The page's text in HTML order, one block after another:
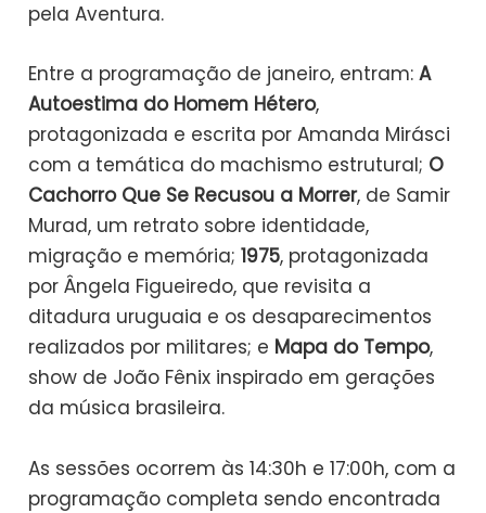
pela Aventura.
Entre a programação de janeiro, entram:A
Autoestima do Homem Hétero,
protagonizada e escrita por Amanda Mirásci
com a temática do machismo estrutural; O
Cachorro Que Se Recusou a Morrer, de Samir
Murad, um retrato sobre identidade,
migração e memória;1975, protagonizada
por Ângela Figueiredo, que revisita a
ditadura uruguaia e os desaparecimentos
realizados por militares; e Mapa do Tempo,
show de João Fênix inspirado em gerações
da música brasileira.
As sessões ocorrem às 14:30h e 17:00h, com a
programação completa sendo encontrada